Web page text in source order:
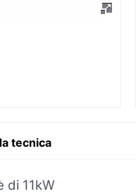
tecnica
di 11kW